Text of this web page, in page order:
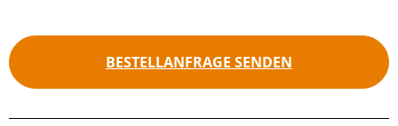
BESTELLANFRAGE SENDEN